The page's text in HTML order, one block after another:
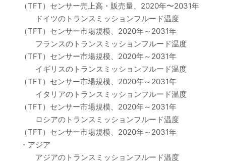
（TFT）センサー売上高・販売量、2020年〜2031年
ドイツのトランスミッションフルード温度
（TFT）センサー市場規模、2020年～2031年
フランスのトランスミッションフルード温度
（TFT）センサー市場規模、2020年～2031年
イギリスのトランスミッションフルード温度
（TFT）センサー市場規模、2020年～2031年
イタリアのトランスミッションフルード温度
（TFT）センサー市場規模、2020年～2031年
ロシアのトランスミッションフルード温度
（TFT）センサー市場規模、2020年～2031年
・アジア
アジアのトランスミッションフルード温度